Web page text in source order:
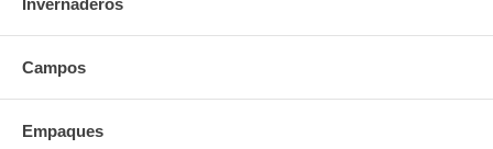
Campos
Empaques